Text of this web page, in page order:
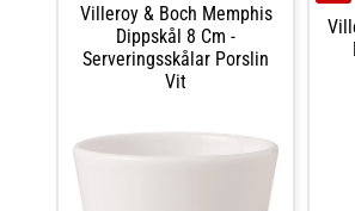
Villeroy & Boch Memphis
Dippskål 8 Cm -
Serveringsskålar Porslin
Vit